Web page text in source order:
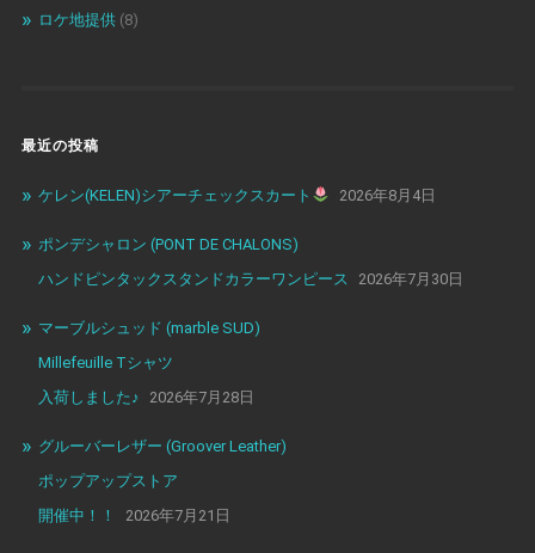
ロケ地提供(8)
最近の投稿
ケレン(KELEN)シアーチェックスカート 2026年8月4日
ポンデシャロン (PONT DE CHALONS)
ハンドピンタックスタンドカラーワンピース
2026年7月30日
マーブルシュッド (marble SUD)
Millefeuille Tシャツ
入荷しました♪
2026年7月28日
グルーバーレザー (Groover Leather)
ポップアップストア
開催中！！
2026年7月21日